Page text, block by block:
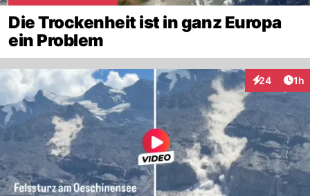
Die Trockenheit ist in ganz Europa
ein Problem
24
Interaktionen
1h